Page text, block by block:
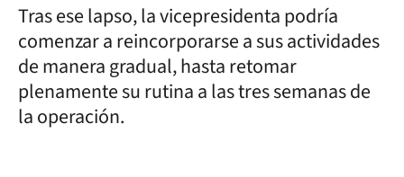
Tras ese lapso, la vicepresidenta podría
comenzar a reincorporarse a sus actividades
de manera gradual, hasta retomar
plenamente su rutina a las tres semanas de
la operación.